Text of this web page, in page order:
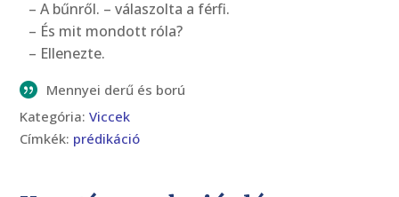
– A bűnről. – válaszolta a férfi.
– És mit mondott róla?
– Ellenezte.
Mennyei derű és ború
Kategória:Viccek
Címkék: prédikáció